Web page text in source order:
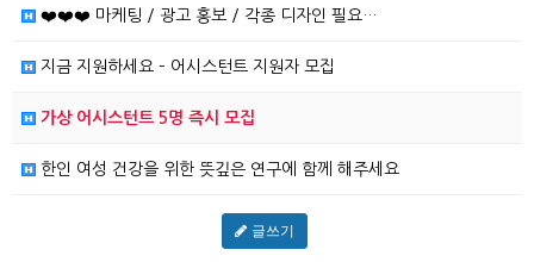
❤️❤️❤️ 마케팅 / 광고 홍보 / 각종 디자인 필요…
지금 지원하세요 – 어시스턴트 지원자 모집
가상 어시스턴트 5명 즉시 모집
한인 여성 건강을 위한 뜻깊은 연구에 함께 해주세요
글쓰기